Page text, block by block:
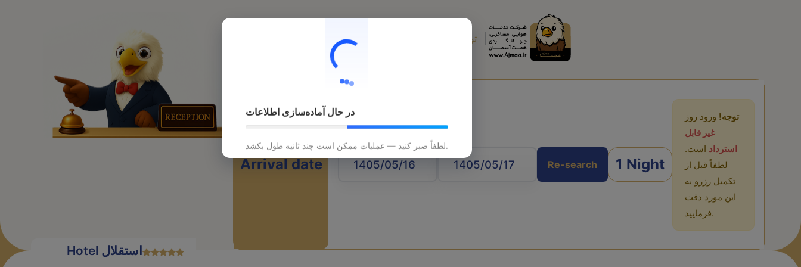
تورهای داخلی تورهای خارجی
Arrival date Re-search 1 Night
توجه! ورود روز
غیر قابل
استرداد است.
لطفاً قبل از
تکمیل رزرو به
این مورد دقت
فرمایید.
در حال آماده‌سازی اطلاعات
لطفاً صبر کنید — عملیات ممکن است چند ثانیه طول بکشد.
Hotel استقلال